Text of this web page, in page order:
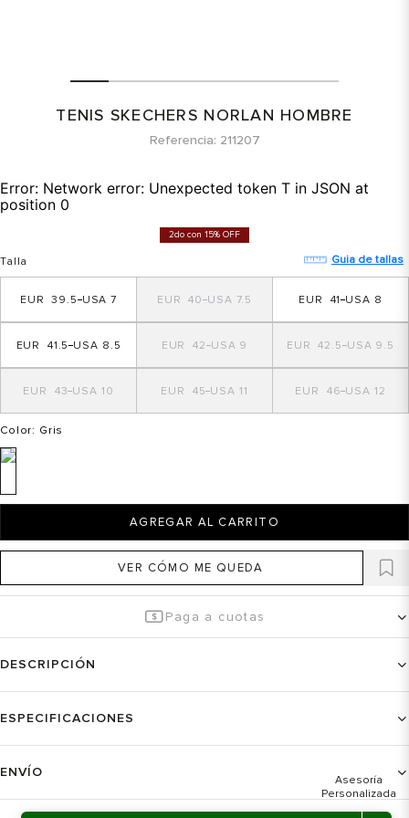
TENIS SKECHERS NORLAN HOMBRE
Referencia 211207
Error: Network error: Unexpected token T in JSON at
position 0
2do con 15% OFF
Talla Guia de tallas
7
39.5 7.5
40 8
41
8.5
41.5 9
42 9.5
42.5
10
43 11
45 12
46
Color: Gris
AGREGAR AL CARRITO
VER CÓMO ME QUEDA
Paga a cuotas
DESCRIPCIÓN
ESPECIFICACIONES
ENVÍO